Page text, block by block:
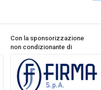
Con la sponsorizzazione
non condizionante di